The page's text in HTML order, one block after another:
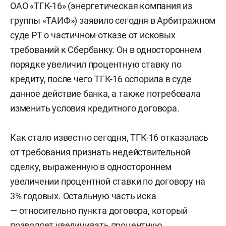
ОАО «ТГК-16» (энергетическая компания из
группы «ТАИФ») заявило сегодня в Арбитражном
суде РТ о частичном отказе от исковых
требований к Сбербанку. Он в одностороннем
порядке увеличил процентную ставку по
кредиту, после чего ТГК-16 оспорила в суде
данное действие банка, а также потребовала
изменить условия кредитного договора.
Как стало известно сегодня, ТГК-16 отказалась
от требования признать недействительной
сделку, выраженную в одностороннем
увеличении процентной ставки по договору на
3% годовых. Остальную часть иска
— относительно пункта договора, который